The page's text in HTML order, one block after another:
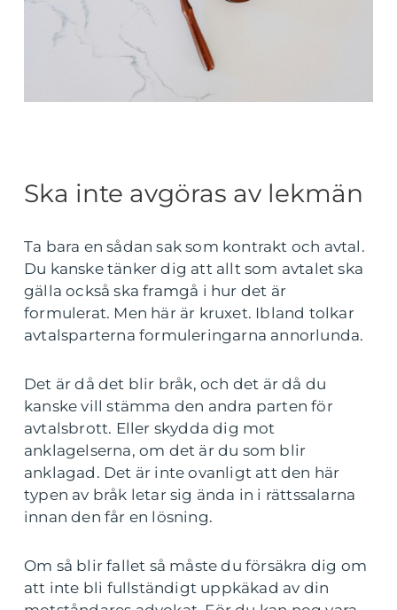
Ska inte avgöras av lekmän
Ta bara en sådan sak som kontrakt och avtal.
Du kanske tänker dig att allt som avtalet ska
gälla också ska framgå i hur det är
formulerat. Men här är kruxet. Ibland tolkar
avtalsparterna formuleringarna annorlunda.
Det är då det blir bråk, och det är då du
kanske vill stämma den andra parten för
avtalsbrott. Eller skydda dig mot
anklagelserna, om det är du som blir
anklagad. Det är inte ovanligt att den här
typen av bråk letar sig ända in i rättssalarna
innan den får en lösning.
Om så blir fallet så måste du försäkra dig om
att inte bli fullständigt uppkäkad av din